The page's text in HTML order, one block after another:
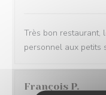
Très bon restaurant,
personnel aux petits
François P